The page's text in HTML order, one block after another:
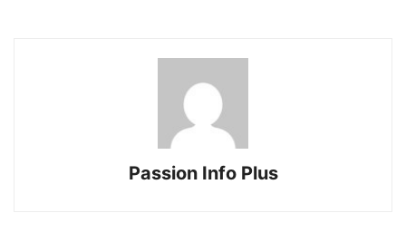
Passion Info Plus